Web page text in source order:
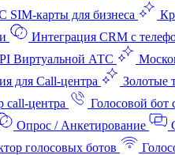
SIM-карты для бизнеса
Интеграция CRM с
Виртуальной АТС
для Call-центра
Золотые
call-центра Голосовой бот
Опрос / Анкетирование
голосовых ботов